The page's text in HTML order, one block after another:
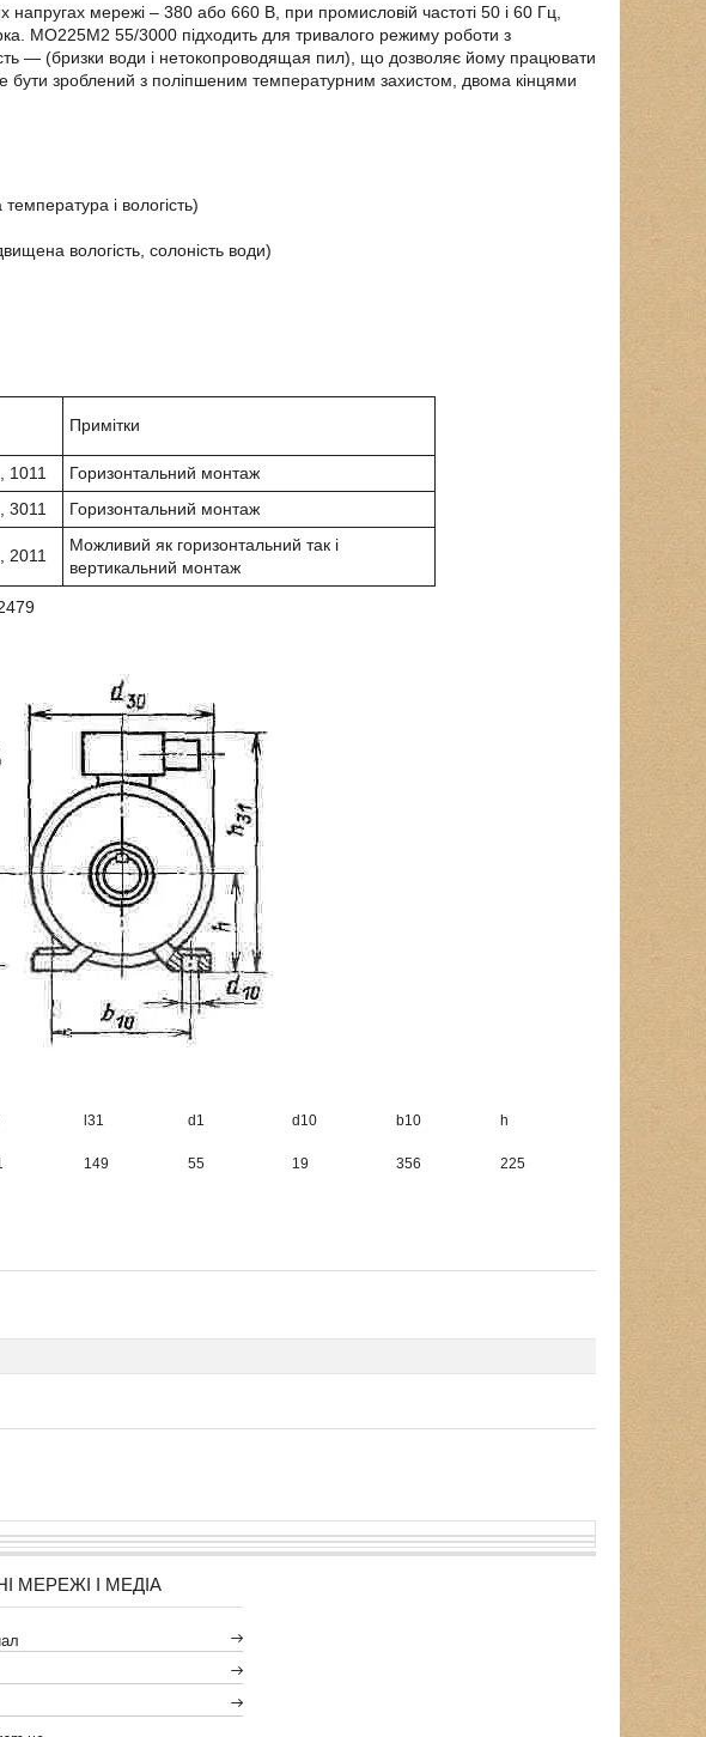
мережі – 380 або 660 В, при промисловій частоті 50 і 60 Гц,
МО225М2 55/3000 підходить для тривалого режиму роботи з
― (бризки води і нетокопроводящая пил), що дозволяє йому працювати
зроблений з поліпшеним температурним захистом, двома кінцями
і вологість)
вологість, солоність води)
Примітки
1011
Горизонтальний монтаж
3011 Горизонтальний монтаж
2011
Можливий як горизонтальний так і
вертикальний монтаж
l31 d1 d10 b10 h
149 55 19 356 225
МЕРЕЖІ І МЕДІА